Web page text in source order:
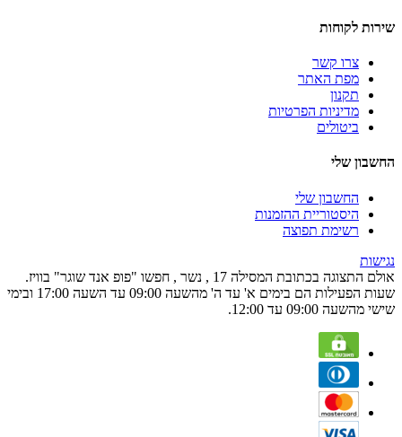
שירות לקוחות
צרו קשר
מפת האתר
תקנון
מדיניות הפרטיות
ביטולים
החשבון שלי
החשבון שלי
היסטוריית ההזמנות
רשימת תפוצה
נגישות
אולם התצוגה בכתובת המסילה 17 , נשר , חפשו "פופ אנד שוגר" בוויז.
שעות הפעילות הם בימים א' עד ה' מהשעה 09:00 עד השעה 17:00 ובימי
שישי מהשעה 09:00 עד 12:00.